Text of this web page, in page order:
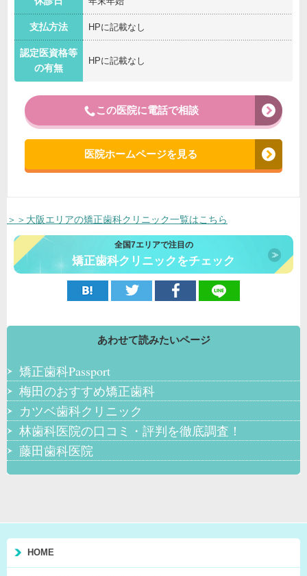
支払方法 HPに記載なし
認定医資格等
の有無
HPに記載なし
この医院に電話で相談
医院ホームページを見る
＞＞大阪エリアの矯正歯科クリニック一覧はこちら
全国7エリアで注目の
矯正歯科クリニックをチェック
あわせて読みたいページ
矯正歯科Passport
梅田のおすすめ矯正歯科
カツベ歯科クリニック
林歯科医院の口コミ・評判を徹底調査！
藤田歯科医院
HOME